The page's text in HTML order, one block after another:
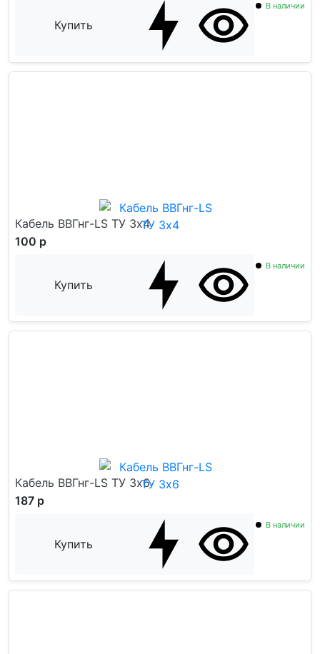
Купить
В наличии
Кабель ВВГнг-LS ТУ 3x4
100 р
Купить
В наличии
Кабель ВВГнг-LS ТУ 3x6
187 р
Купить
В наличии